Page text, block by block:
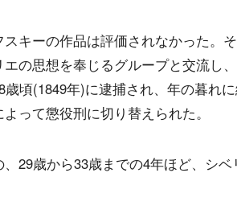
キーの作品は評価されなかった。
の思想を奉じるグループと交流し
頃(1849年)に逮捕され、年の暮れに
よって懲役刑に切り替えられた。
29歳から33歳までの4年ほど、シ